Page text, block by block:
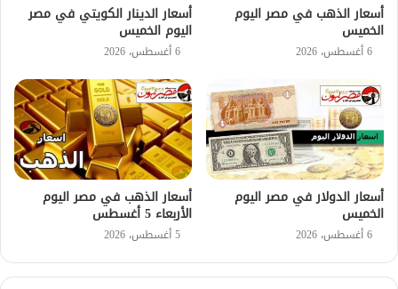
أسعار الذهب في مصر اليوم
الخميس
6 أغسطس، 2026
أسعار الدينار الكويتي في مصر
اليوم الخميس
6 أغسطس، 2026
أسعار الدولار في مصر اليوم
الخميس
6 أغسطس، 2026
أسعار الذهب في مصر اليوم
الأربعاء 5 أغسطس
5 أغسطس، 2026